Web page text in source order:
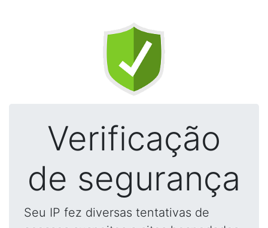
Verificação
de segurança
Seu IP fez diversas tentativas de